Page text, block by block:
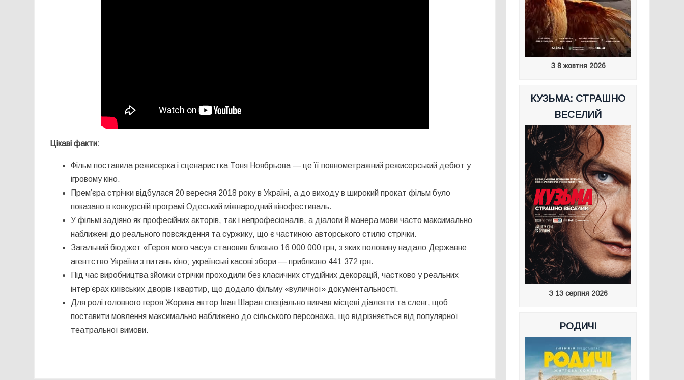
Цікаві факти:
Фільм поставила режисерка і сценаристка Тоня Ноябрьова — це її повнометражний режисерський дебют у
ігровому кіно.
Прем’єра стрічки відбулася 20 вересня 2018 року в Україні, а до виходу в широкий прокат фільм було
показано в конкурсній програмі Одеський міжнародний кінофестиваль.
У фільмі задіяно як професійних акторів, так і непрофесіоналів, а діалоги й манера мови часто максимально
наближені до реального повсякдення та суржику, що є частиною авторського стилю стрічки.
Загальний бюджет «Героя мого часу» становив близько 16 000 000 грн, з яких половину надало Державне
агентство України з питань кіно; українські касові збори — приблизно 441 372 грн.
Під час виробництва зйомки стрічки проходили без класичних студійних декорацій, частково у реальних
інтер’єрах київських дворів і квартир, що додало фільму «вуличної» документальності.
Для ролі головного героя Жорика актор Іван Шаран спеціально вивчав місцеві діалекти та сленг, щоб
поставити мовлення максимально наближено до сільського персонажа, що відрізняється від популярної
театральної вимови.
З 8 жовтня 2026
КУЗЬМА: СТРАШНО
ВЕСЕЛИЙ
З 13 серпня 2026
РОДИЧІ